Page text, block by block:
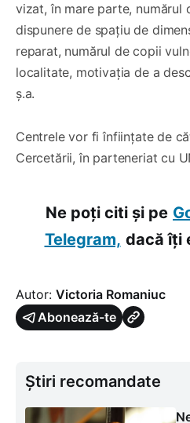
vizat, în mare parte, numărul
dispunere de spațiu de
reparat, numărul de copii
localitate, motivația de a
ș.a.
Centrele vor fi înființate de
Cercetării, în parteneriat cu
Ne poți citi și pe
Telegram, dacă îți
Autor: Victoria Romaniuc
Abonează-te
Știri recomandate